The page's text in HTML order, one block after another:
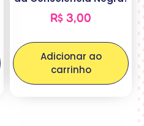
R$ 3,00
Adicionar ao
carrinho